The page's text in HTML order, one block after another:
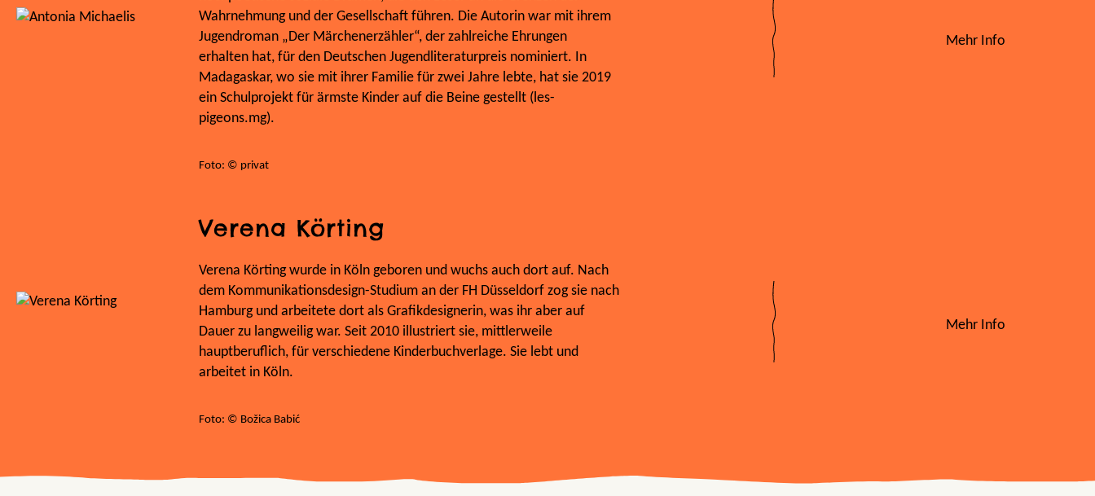
Wahrnehmung und der Gesellschaft führen. Die Autorin war mit ihrem
Jugendroman „Der Märchenerzähler“, der zahlreiche Ehrungen
erhalten hat, für den Deutschen Jugendliteraturpreis nominiert. In
Madagaskar, wo sie mit ihrer Familie für zwei Jahre lebte, hat sie 2019
ein Schulprojekt für ärmste Kinder auf die Beine gestellt (les-
pigeons.mg).
Foto: © privat
Mehr Info
Verena Körting
Verena Körting wurde in Köln geboren und wuchs auch dort auf. Nach
dem Kommunikationsdesign-Studium an der FH Düsseldorf zog sie nach
Hamburg und arbeitete dort als Grafikdesignerin, was ihr aber auf
Dauer zu langweilig war. Seit 2010 illustriert sie, mittlerweile
hauptberuflich, für verschiedene Kinderbuchverlage. Sie lebt und
arbeitet in Köln.
Foto: © Božica Babić
Mehr Info